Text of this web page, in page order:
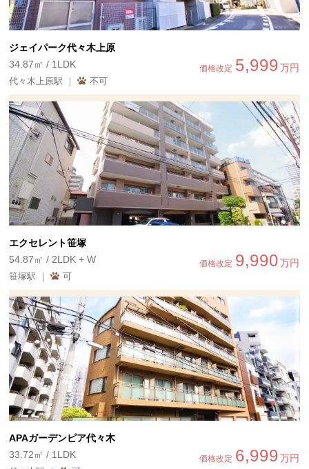
ジェイパーク代々木上原
価格改定 5,999万円
34.87㎡ / 1LDK
代々木上原駅 ｜ 不可
エクセレント笹塚
価格改定 9,990万円
54.87㎡ / 2LDK + W
笹塚駅 ｜ 可
APAガーデンピア代々木
価格改定 6,999万円
33.72㎡ / 1LDK